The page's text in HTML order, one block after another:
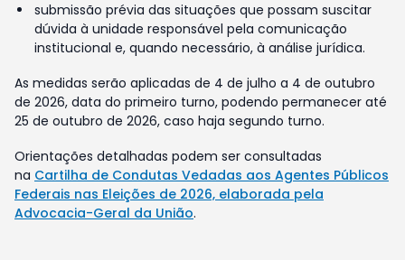
submissão prévia das situações que possam suscitar
dúvida à unidade responsável pela comunicação
institucional e, quando necessário, à análise jurídica.
As medidas serão aplicadas de 4 de julho a 4 de outubro
de 2026, data do primeiro turno, podendo permanecer até
25 de outubro de 2026, caso haja segundo turno.
Orientações detalhadas podem ser consultadas
na Cartilha de Condutas Vedadas aos Agentes Públicos
Federais nas Eleições de 2026, elaborada pela
Advocacia-Geral da União.